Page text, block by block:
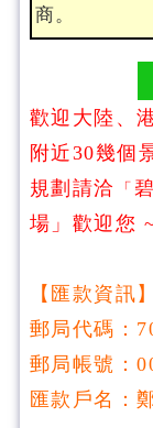
商。
歡迎大陸、
附近30幾個
規劃請洽
「
場」歡迎您
【匯款資訊】
郵局代碼：
郵局帳號：
匯款戶名：